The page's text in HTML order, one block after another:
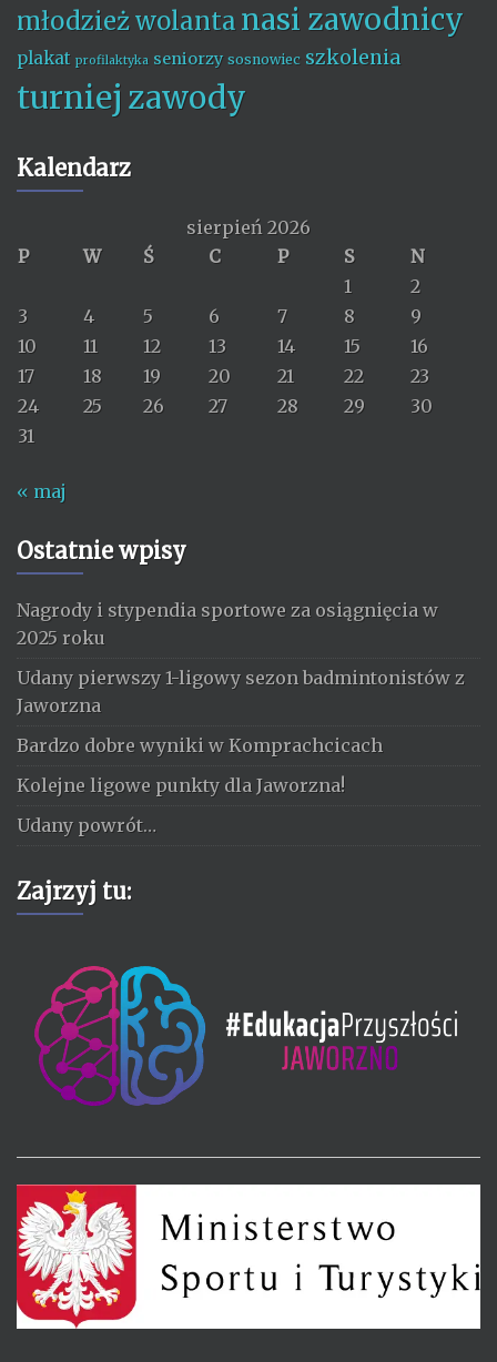
młodzież wolanta nasi zawodnicy
plakat profilaktyka seniorzy sosnowiec szkolenia
turniej zawody
Kalendarz
sierpień 2026
P
W Ś C P S
N
1
2
3
4 5 6 7 8
9
10
11 12 13 14 15
16
17
18 19 20 21 22
23
24
25 26 27 28 29
30
31
« maj
Ostatnie wpisy
Nagrody i stypendia sportowe za osiągnięcia w
2025 roku
Udany pierwszy 1-ligowy sezon badmintonistów z
Jaworzna
Bardzo dobre wyniki w Komprachcicach
Kolejne ligowe punkty dla Jaworzna!
Udany powrót…
Zajrzyj tu: